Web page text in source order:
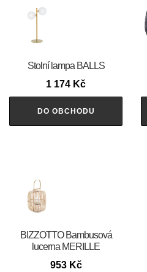
Stolní lampa BALLS
1 174 Kč
DO OBCHODU
BIZZOTTO Bambusová
lucerna MERILLE
953 Kč